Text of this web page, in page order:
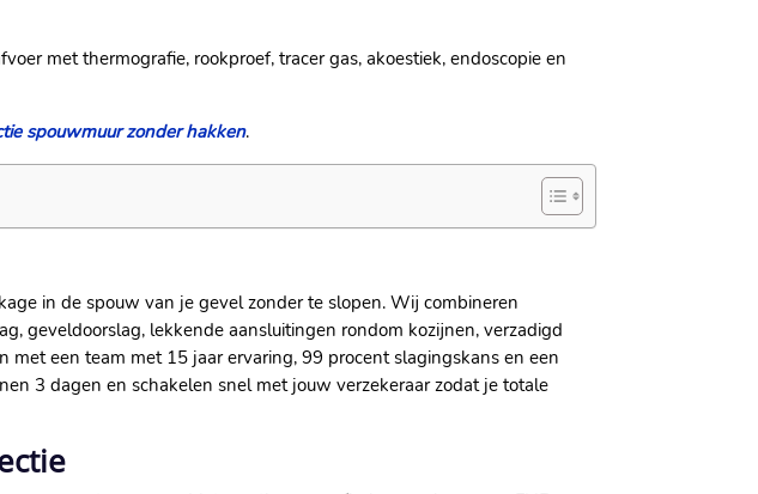
met thermografie, rookproef, tracer gas, akoestiek, endoscopie en
spouwmuur zonder hakken.​
in de spouw van je gevel zonder te slopen.​ Wij combineren
geveldoorslag, lekkende aansluitingen rondom kozijnen, verzadigd
een team met 15 jaar ervaring, 99 procent slagingskans en een
3 dagen en schakelen snel met jouw verzekeraar zodat je totale